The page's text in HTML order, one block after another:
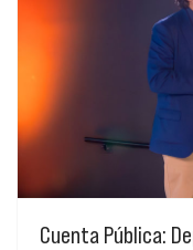
Cuenta Pública: